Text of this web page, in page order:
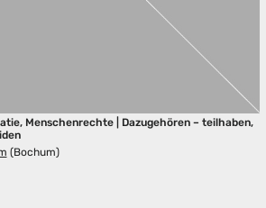
Menschenrechte | Dazugehören – teilhaben,
(Bochum)